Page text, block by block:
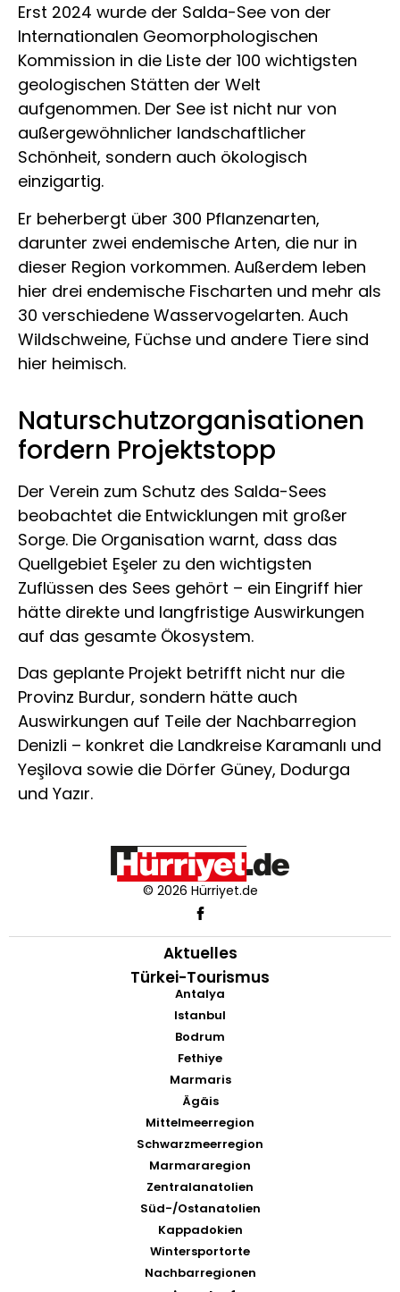
Erst 2024 wurde der Salda-See von der
Internationalen Geomorphologischen
Kommission in die Liste der 100 wichtigsten
geologischen Stätten der Welt
aufgenommen. Der See ist nicht nur von
außergewöhnlicher landschaftlicher
Schönheit, sondern auch ökologisch
einzigartig.
Er beherbergt über 300 Pflanzenarten,
darunter zwei endemische Arten, die nur in
dieser Region vorkommen. Außerdem leben
hier drei endemische Fischarten und mehr als
30 verschiedene Wasservogelarten. Auch
Wildschweine, Füchse und andere Tiere sind
hier heimisch.
Naturschutzorganisationen
fordern Projektstopp
Der Verein zum Schutz des Salda-Sees
beobachtet die Entwicklungen mit großer
Sorge. Die Organisation warnt, dass das
Quellgebiet Eşeler zu den wichtigsten
Zuflüssen des Sees gehört – ein Eingriff hier
hätte direkte und langfristige Auswirkungen
auf das gesamte Ökosystem.
Das geplante Projekt betrifft nicht nur die
Provinz Burdur, sondern hätte auch
Auswirkungen auf Teile der Nachbarregion
Denizli – konkret die Landkreise Karamanlı und
Yeşilova sowie die Dörfer Güney, Dodurga
und Yazır.
© 2026 Hürriyet.de
Aktuelles
Türkei-Tourismus
Antalya
Istanbul
Bodrum
Fethiye
Marmaris
Ägäis
Mittelmeerregion
Schwarzmeerregion
Marmararegion
Zentralanatolien
Süd-/Ostanatolien
Kappadokien
Wintersportorte
Nachbarregionen